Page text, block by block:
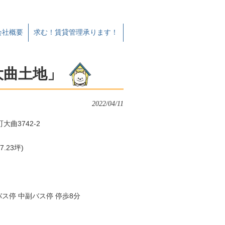
社概要 求む！賃貸管理承ります！
土地」
2022/04/11
大曲3742-2
坪)
停 中副バス停 停歩8分